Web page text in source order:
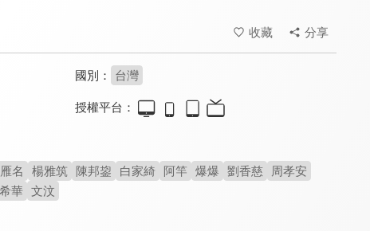
全 13 集 全 4 集 全 32 集
收藏 分享
國別： 台灣
授權平台：
名 楊雅筑 陳邦鋆 白家綺 阿竿 爆爆 劉香慈
周孝安
華 文汶